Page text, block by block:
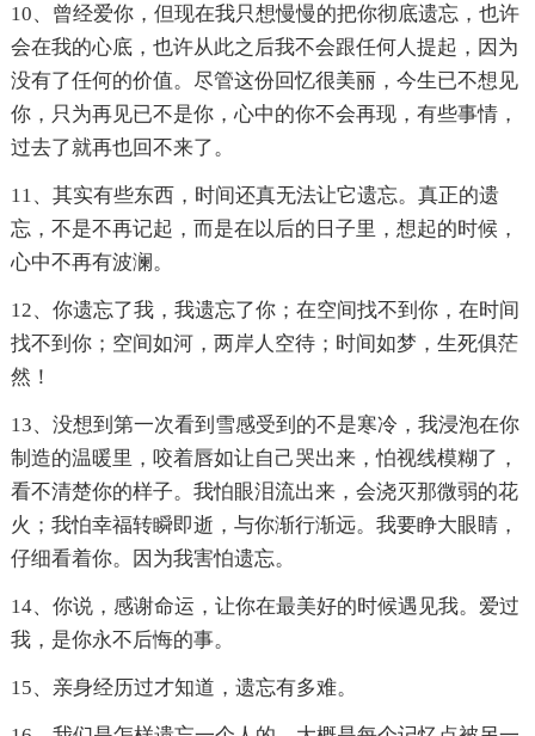
10、曾经爱你，但现在我只想慢慢的把你彻底遗忘，也许
会在我的心底，也许从此之后我不会跟任何人提起，因为
没有了任何的价值。尽管这份回忆很美丽，今生已不想见
你，只为再见已不是你，心中的你不会再现，有些事情，
过去了就再也回不来了。
11、其实有些东西，时间还真无法让它遗忘。真正的遗
忘，不是不再记起，而是在以后的日子里，想起的时候，
心中不再有波澜。
12、你遗忘了我，我遗忘了你；在空间找不到你，在时间
找不到你；空间如河，两岸人空待；时间如梦，生死俱茫
然！
13、没想到第一次看到雪感受到的不是寒冷，我浸泡在你
制造的温暖里，咬着唇如让自己哭出来，怕视线模糊了，
看不清楚你的样子。我怕眼泪流出来，会浇灭那微弱的花
火；我怕幸福转瞬即逝，与你渐行渐远。我要睁大眼睛，
仔细看着你。因为我害怕遗忘。
14、你说，感谢命运，让你在最美好的时候遇见我。爱过
我，是你永不后悔的事。
15、亲身经历过才知道，遗忘有多难。